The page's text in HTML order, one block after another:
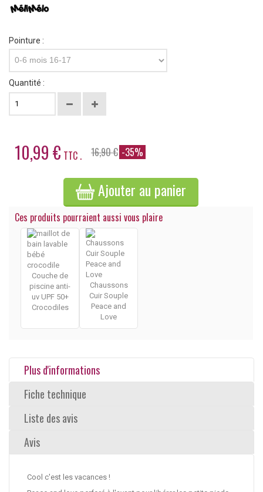
Pointure :
0-6 mois 16-17
Quantité :
10,99 € TTC . 16,90 € -35%
Ajouter au panier
Ces produits pourraient aussi vous plaire
Couche de
piscine anti-
uv UPF 50+
Crocodiles
Chaussons
Cuir Souple
Peace and
Love
Plus d'informations
Fiche technique
Liste des avis
Avis
Cool c'est les vacances !